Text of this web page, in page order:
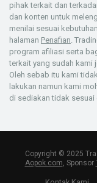
pihak terkait dan
dan konten untuk
menilai sesuai
halaman Penafian.
program afiliasi serta
terkait yang sudah kami
Oleh sebab itu kami
lakukan namun kami
di sediakan tidak sesuai
Copyright © 2025
Aopok.com, Sponsor